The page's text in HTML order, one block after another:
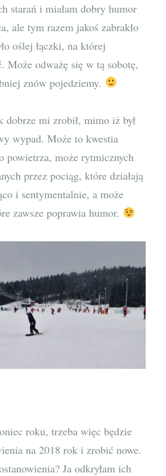
starań i miałam dobry humor
ale tym razem jakoś zabrakło
oślej łączki, na której
Może odważę się w tą sobotę,
znów pojedziemy.
dobrze mi zrobił, mimo iż był
wypad. Może to kwestia
powietrza, może rytmicznych
przez pociąg, które działają
i sentymentalnie, a może
zawsze poprawia humor.
roku, trzeba więc będzie
na 2018 rok i zrobić nowe.
Ja odkryłam ich